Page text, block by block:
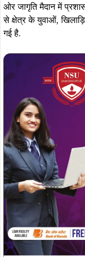
ओर जागृति मैदान में
से क्षेत्र के युवाओं,
गई है.
एस-टाइप चौक पर
हुए पूर्व मुख्यमंत्री चम्पाई
जिला प्रशासन, नगर
दुकानदारों के साथ बैठक